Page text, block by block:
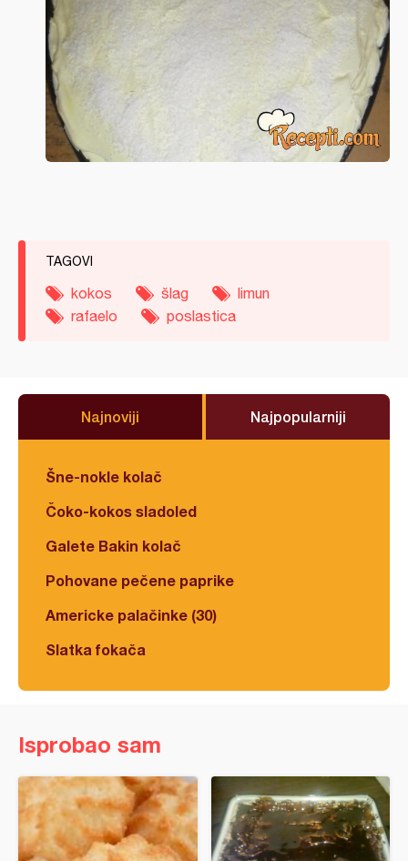
TAGOVI
kokos šlag
limun
rafaelo
poslastica
Najnoviji Najpopularniji
Šne-nokle kolač
Čoko-kokos sladoled
Galete Bakin kolač
Pohovane pečene paprike
Americke palačinke (30)
Slatka fokača
Isprobao sam